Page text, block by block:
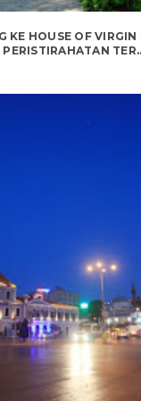
KE HOUSE OF VIRGIN
PERISTIRAHATAN